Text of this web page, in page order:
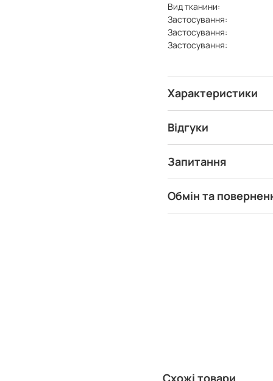
Вид тканини:
Застосування:
Застосування:
Застосування:
Характеристики
Відгуки
Запитання
Обмін та
Схожі товари